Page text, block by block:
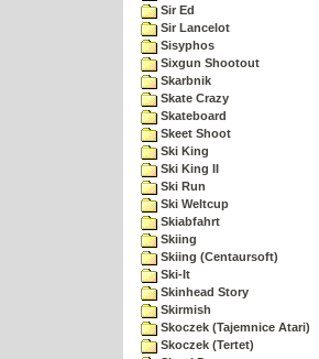
Sir Ed
Sir Lancelot
Sisyphos
Sixgun Shootout
Skarbnik
Skate Crazy
Skateboard
Skeet Shoot
Ski King
Ski King II
Ski Run
Ski Weltcup
Skiabfahrt
Skiing
Skiing (Centaursoft)
Ski-It
Skinhead Story
Skirmish
Skoczek (Tajemnice Atari)
Skoczek (Tertet)